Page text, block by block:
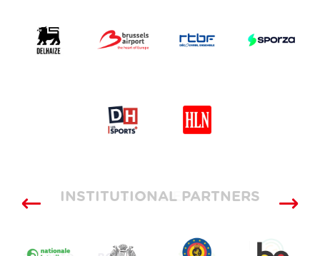
SUPPLIERS
INSTITUTIONAL PARTNERS